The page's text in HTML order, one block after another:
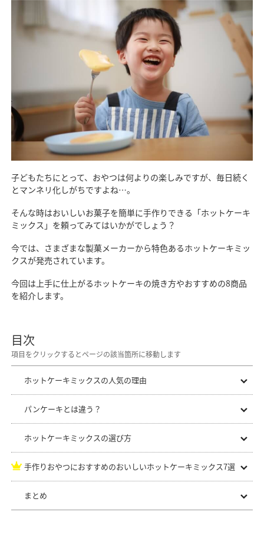
子どもたちにとって、おやつは何よりの楽しみですが、毎日続く
とマンネリ化しがちですよね…。
そんな時はおいしいお菓子を簡単に手作りできる「ホットケーキ
ミックス」を頼ってみてはいかがでしょう？
今では、さまざまな製菓メーカーから特色あるホットケーキミッ
クスが発売されています。
今回は上手に仕上がるホットケーキの焼き方やおすすめの8商品
を紹介します。
目次
ホットケーキミックスの人気の理由
パンケーキとは違う？
ホットケーキミックスの選び方
手作りおやつにおすすめのおいしいホットケーキミックス7選
まとめ